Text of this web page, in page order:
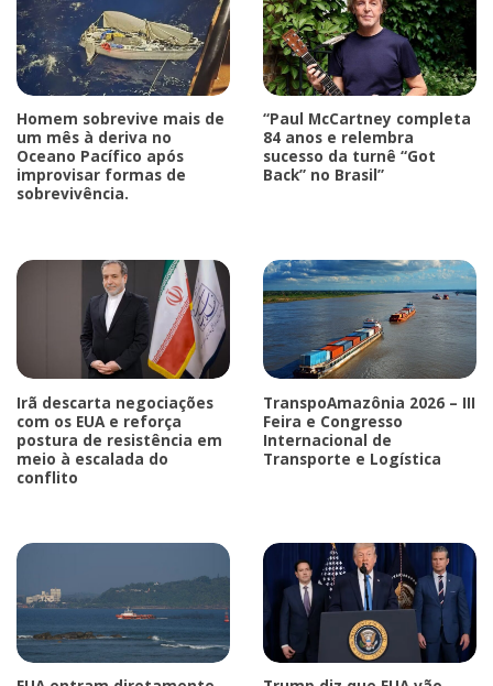
Homem sobrevive mais de
um mês à deriva no
Oceano Pacífico após
improvisar formas de
sobrevivência.
“Paul McCartney completa
84 anos e relembra
sucesso da turnê “Got
Back” no Brasil”
Irã descarta negociações
com os EUA e reforça
postura de resistência em
meio à escalada do
conflito
TranspoAmazônia 2026 – III
Feira e Congresso
Internacional de
Transporte e Logística